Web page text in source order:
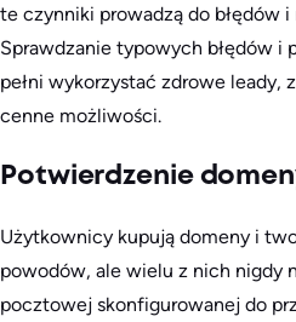
te czynniki prowadzą do błędów
Sprawdzanie typowych błędów i
pełni wykorzystać zdrowe leady,
cenne możliwości.
Potwierdzenie
Użytkownicy kupują domeny i
powodów, ale wielu z nich nigdy
pocztowej skonfigurowanej do